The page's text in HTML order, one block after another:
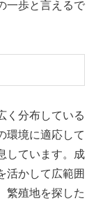
一歩と言えるで
く分布している
環境に適応して
しています。成
活かして広範囲
繁殖地を探した